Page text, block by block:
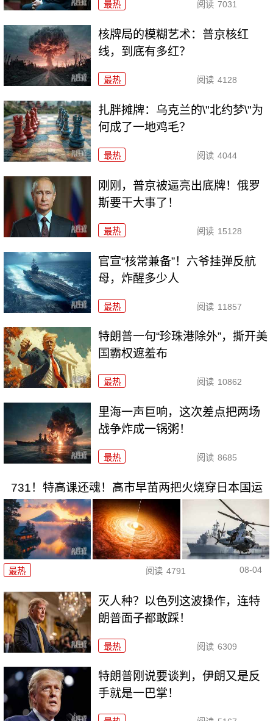
最热 阅读 7031
核牌局的模糊艺术：普京核红
线，到底有多红？
最热 阅读 4128
扎胖摊牌：乌克兰的\"北约梦\"为
何成了一地鸡毛？
最热 阅读 4044
刚刚，普京被逼亮出底牌！俄罗
斯要干大事了！
最热 阅读 15128
官宣“核常兼备”！六爷挂弹反航
母，炸醒多少人
最热 阅读 11857
特朗普一句“珍珠港除外”，撕开美
国霸权遮羞布
最热 阅读 10862
里海一声巨响，这次差点把两场
战争炸成一锅粥！
最热 阅读 8685
731！特高课还魂！高市早苗两把火烧穿日本国运
最热 阅读 4791 08-04
灭人种？以色列这波操作，连特
朗普面子都敢踩！
最热 阅读 6309
特朗普刚说要谈判，伊朗又是反
手就是一巴掌！